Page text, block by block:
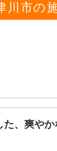
川市の
た、爽やか